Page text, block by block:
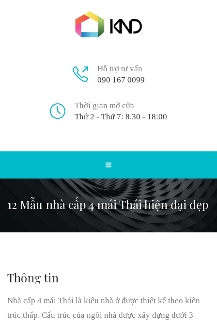
Hỗ trợ tư vấn
090 167 0099
Thời gian mở cửa
Thứ 2 - Thứ 7: 8.30 - 18:00
12 Mẫu nhà cấp 4 mái Thái hiện đại đẹp
Thông tin
Nhà cấp 4 mái Thái là kiểu nhà ở được thiết kế theo kiến
trúc thấp. Cấu trúc của ngôi nhà được xây dựng dưới 3